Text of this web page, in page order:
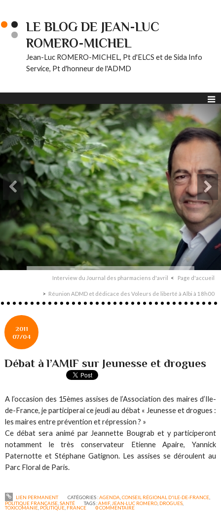
LE BLOG DE JEAN-LUC
ROMERO-MICHEL
Jean-Luc ROMERO-MICHEL, Pt d'ELCS et de Sida Info
Service, Pt d'honneur de l'ADMD
Interview du Journal des pharmaciens d'avril Page d'accueil
Réunion ADMD et dédicace des Voleurs de liberté à Albi à 18h00
2011
07/04
Débat à l’AMIF sur Jeunesse et drogues
A l’occasion des 15èmes assises de l’Association des maires d’Ile-
de-France, je participerai ce jeudi au débat « Jeunesse et drogues :
les maires entre prévention et répression ? »
Ce débat sera animé par Jeannette Bougrab et y participeront
notamment le très conservateur Etienne Apaire, Yannick
Paternotte et Stéphane Gatignon. Les assises se déroulent au
Parc Floral de Paris.
LIEN PERMANENT CATÉGORIES :AGENDA CONSEIL RÉGIONAL D'ILE-DE-FRANCE,
POLITIQUE FRANÇAISE ,SANTÉ TAGS :AMIF, JEAN-LUC ROMERO DROGUES
TOXICOMANIE POLITIQUE FRANCE 0COMMENTAIRE